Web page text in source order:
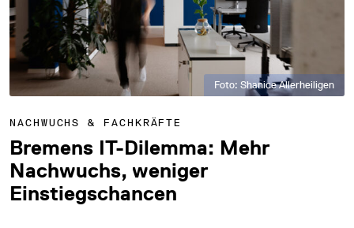
Foto: Shanice Allerheiligen
NACHWUCHS & FACHKRÄFTE
Bremens IT-Dilemma: Mehr
Nachwuchs, weniger
Einstiegschancen